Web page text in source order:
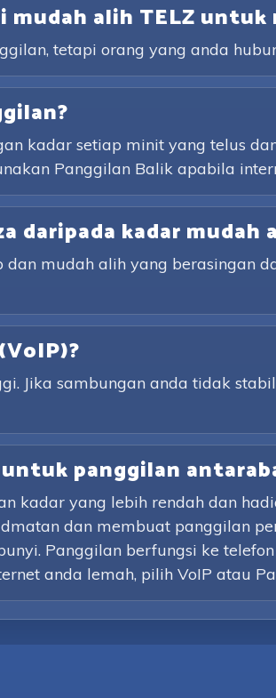
mudah alih TELZ
tetapi orang yang anda
kadar setiap minit yang telus
Panggilan Balik apabila
daripada kadar mudah
dan mudah alih yang berasingan
Jika sambungan anda tidak
panggilan
kadar yang lebih rendah dan
dan membuat panggilan
Panggilan berfungsi ke
anda lemah, pilih VoIP atau